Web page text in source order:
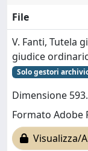
File
V. Fanti, Tutela
giudice
Solo gestori
Dimensione
Formato Adobe
Visualizza/